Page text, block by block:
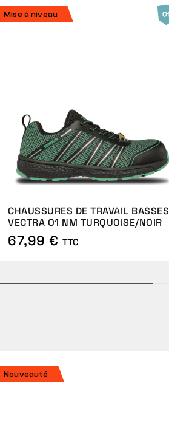
Mise à niveau
CHAUSSURES DE TRAVAIL BASSES
VECTRA O1 NM TURQUOISE/NOIR
67,99 € TTC
Nouveauté